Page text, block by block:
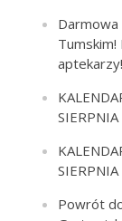
aptekarzy!
SIERPNIA
SIERPNIA
Powrót